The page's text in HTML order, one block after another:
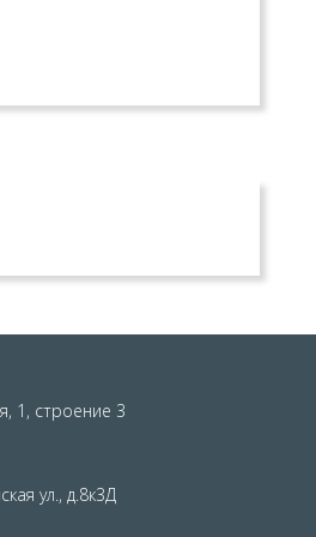
1, строение 3
ул., д.8к3Д